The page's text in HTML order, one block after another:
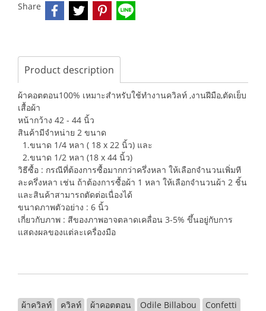
Share
Product description
ผ้าคอตตอน100% เหมาะสำหรับใช้ทำงานควิลท์ ,งานฝีมือ,ตัดเย็บ
เสื้อผ้า
หน้ากว้าง 42 - 44 นิ้ว
สินค้ามีจำหน่าย 2 ขนาด
1.ขนาด 1/4 หลา ( 18 x 22 นิ้ว) และ
2.ขนาด 1/2 หลา (18 x 44 นิ้ว)
วิธีซื้อ : กรณีที่ต้องการซื้อมากกว่าครึ่งหลา ให้เลือกจำนวนเพิ่มที
ละครึ่งหลา เช่น ถ้าต้องการซื้อผ้า 1 หลา ให้เลือกจำนวนผ้า 2 ชิ้น
และสินค้าสามารถตัดต่อเนื่องได้
ขนาดภาพตัวอย่าง : 6 นิ้ว
เกี่ยวกับภาพ : สีของภาพอาจตลาดเคลื่อน 3-5% ขึ้นอยู่กับการ
แสดงผลของแต่ละเครื่องมือ
ผ้าควิลท์ ควิลท์ ผ้าคอตตอน Odile Billabou Confetti